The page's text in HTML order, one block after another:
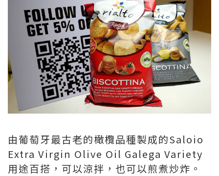
由葡萄牙最古老的橄欖品種製成的Saloio
Extra Virgin Olive Oil Galega Variety
用途百搭，可以涼拌，也可以煎煮炒炸。